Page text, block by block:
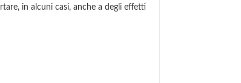
in alcuni casi, anche a degli effetti